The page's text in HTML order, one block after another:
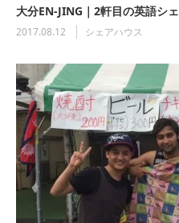
大分EN-JING｜2軒目の英語シ
2017.08.12 シェアハウス